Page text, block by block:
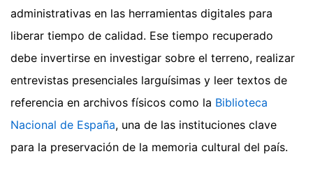
administrativas en las herramientas digitales para
liberar tiempo de calidad. Ese tiempo recuperado
debe invertirse en investigar sobre el terreno, realizar
entrevistas presenciales larguísimas y leer textos de
referencia en archivos físicos como la Biblioteca
Nacional de España, una de las instituciones clave
para la preservación de la memoria cultural del país.